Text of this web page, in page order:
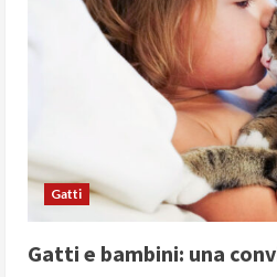
Gatti
Gatti e bambini: una